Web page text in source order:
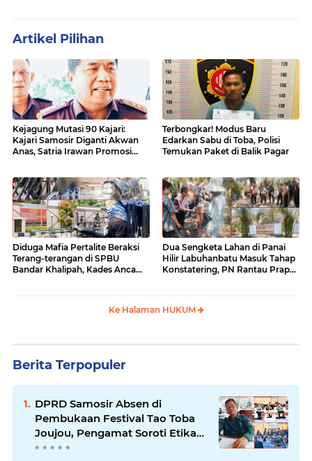
Artikel Pilihan
Kejagung Mutasi 90 Kajari:
Kajari Samosir Diganti Akwan
Anas, Satria Irawan Promosi
Terbongkar! Modus Baru
Edarkan Sabu di Toba, Polisi
Temukan Paket di Balik Pagar
Diduga Mafia Pertalite Beraksi
Terang-terangan di SPBU
Bandar Khalipah, Kades Ancam
Dua Sengketa Lahan di Panai
Hilir Labuhanbatu Masuk Tahap
Konstatering, PN Rantau Prapat
Ke Halaman HUKUM
Berita Terpopuler
DPRD Samosir Absen di
Pembukaan Festival Tao Toba
Joujou, Pengamat Soroti Etika
Birokrasi Pemkab